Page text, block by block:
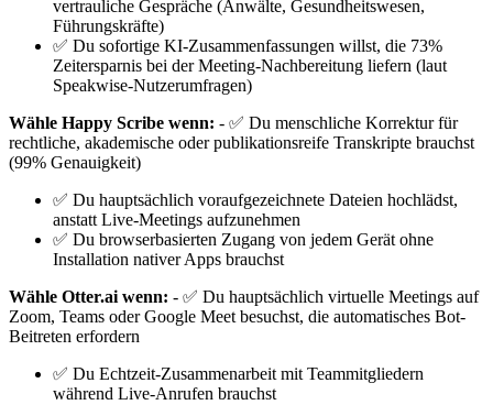
vertrauliche Gespräche (Anwälte, Gesundheitswesen,
Führungskräfte)
✅ Du sofortige KI-Zusammenfassungen willst, die 73%
Zeitersparnis bei der Meeting-Nachbereitung liefern (laut
Speakwise-Nutzerumfragen)
Wähle Happy Scribe wenn: - ✅ Du menschliche Korrektur für
rechtliche, akademische oder publikationsreife Transkripte brauchst
(99% Genauigkeit)
✅ Du hauptsächlich voraufgezeichnete Dateien hochlädst,
anstatt Live-Meetings aufzunehmen
✅ Du browserbasierten Zugang von jedem Gerät ohne
Installation nativer Apps brauchst
Wähle Otter.ai wenn: - ✅ Du hauptsächlich virtuelle Meetings auf
Zoom, Teams oder Google Meet besuchst, die automatisches Bot-
Beitreten erfordern
✅ Du Echtzeit-Zusammenarbeit mit Teammitgliedern
während Live-Anrufen brauchst